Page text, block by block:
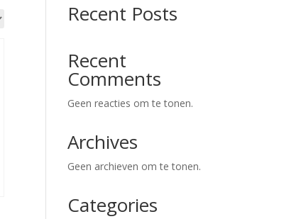
Recent Posts
Recent
Comments
Geen reacties om te tonen.
Archives
Geen archieven om te tonen.
Categories